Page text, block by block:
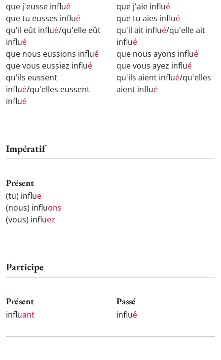
que j'eusse influé
que tu eusses influé
qu'il eût influé/qu'elle eût
influé
que nous eussions influé
que vous eussiez influé
qu'ils eussent
influé/qu'elles eussent
influé
que j'aie influé
que tu aies influé
qu'il ait influé/qu'elle ait
influé
que nous ayons influé
que vous ayez influé
qu'ils aient influé/qu'elles
aient influé
Impératif
Présent
(tu) influe
(nous) influons
(vous) influez
Participe
Présent
influant
Passé
influé